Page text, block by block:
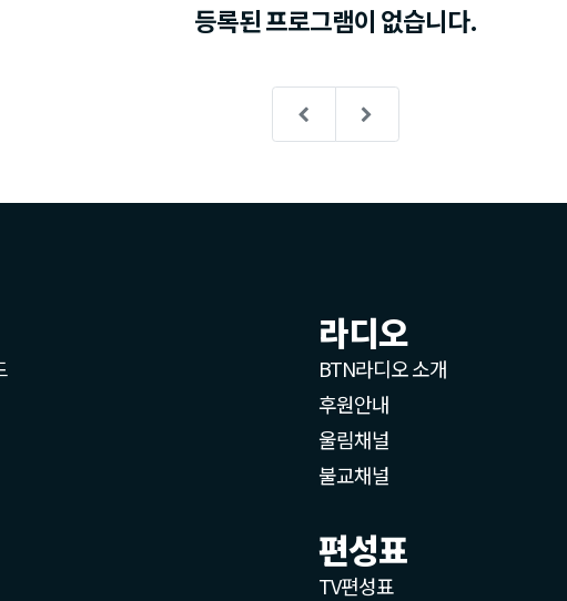
등록된 프로그램이 없습니다.
라디오
BTN라디오 소개
후원안내
울림채널
불교채널
편성표
TV편성표